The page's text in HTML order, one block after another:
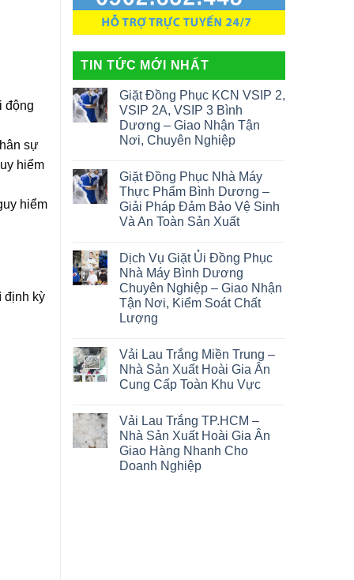
động
sự
hiểm
hiểm
định kỳ
TIN TỨC MỚI NHẤT
Giặt Đồng Phục KCN VSIP 2,
VSIP 2A, VSIP 3 Bình
Dương – Giao Nhận Tận
Nơi, Chuyên Nghiệp
Giặt Đồng Phục Nhà Máy
Thực Phẩm Bình Dương –
Giải Pháp Đảm Bảo Vệ Sinh
Và An Toàn Sản Xuất
Dịch Vụ Giặt Ủi Đồng Phục
Nhà Máy Bình Dương
Chuyên Nghiệp – Giao Nhận
Tận Nơi, Kiểm Soát Chất
Lượng
Vải Lau Trắng Miền Trung –
Nhà Sản Xuất Hoài Gia Ân
Cung Cấp Toàn Khu Vực
Vải Lau Trắng TP.HCM –
Nhà Sản Xuất Hoài Gia Ân
Giao Hàng Nhanh Cho
Doanh Nghiệp